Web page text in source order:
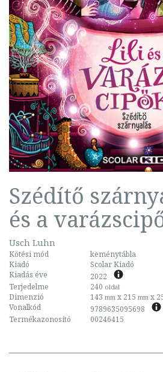
Szédítő
és a
Usch Luhn
Kötési mód
keménytábla
Kiadó
Scolar Kiadó
Kiadás éve
2022
Terjedelme
240 oldal
Dimenzió 143 mm x 215 mm x
Vonalkód
9789635095698
Termékazonosító
00246415